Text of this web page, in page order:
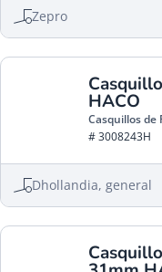
Zepro
HACO
Casquillos de
# 3008243H
Dhollandia, general